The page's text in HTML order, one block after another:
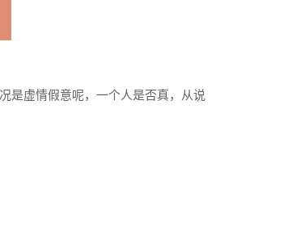
是虚情假意呢，一个人是否真，从说